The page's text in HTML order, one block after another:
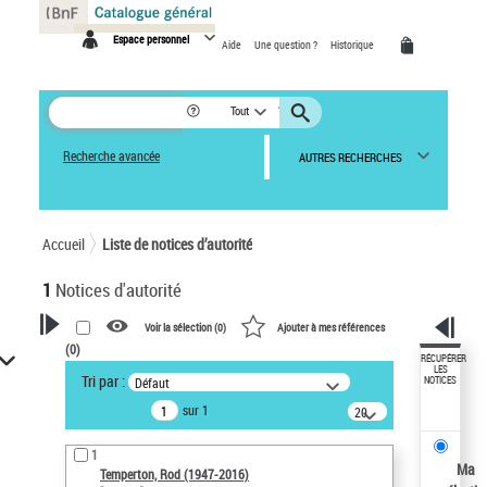
Espace personnel Aide Une question ? Historique
Tout
Recherche avancée AUTRES RECHERCHES
Accueil Liste de notices d’autorité
1 Notices d'autorité
VOTRE RECHERCHE
Recherche avancée dans les
notices d’autorité
Œuvres liées à l'auteur :
Temperton, Rod (1947-2016)
Voir la sélection (0) Ajouter à mes références
(0)
Tri par : Défaut
sur 1
20
résultats/page
1
Temperton, Rod (1947-2016)
RÉCUPÉRER
LES
NOTICES
Ma
Panneau de gestion des cookies